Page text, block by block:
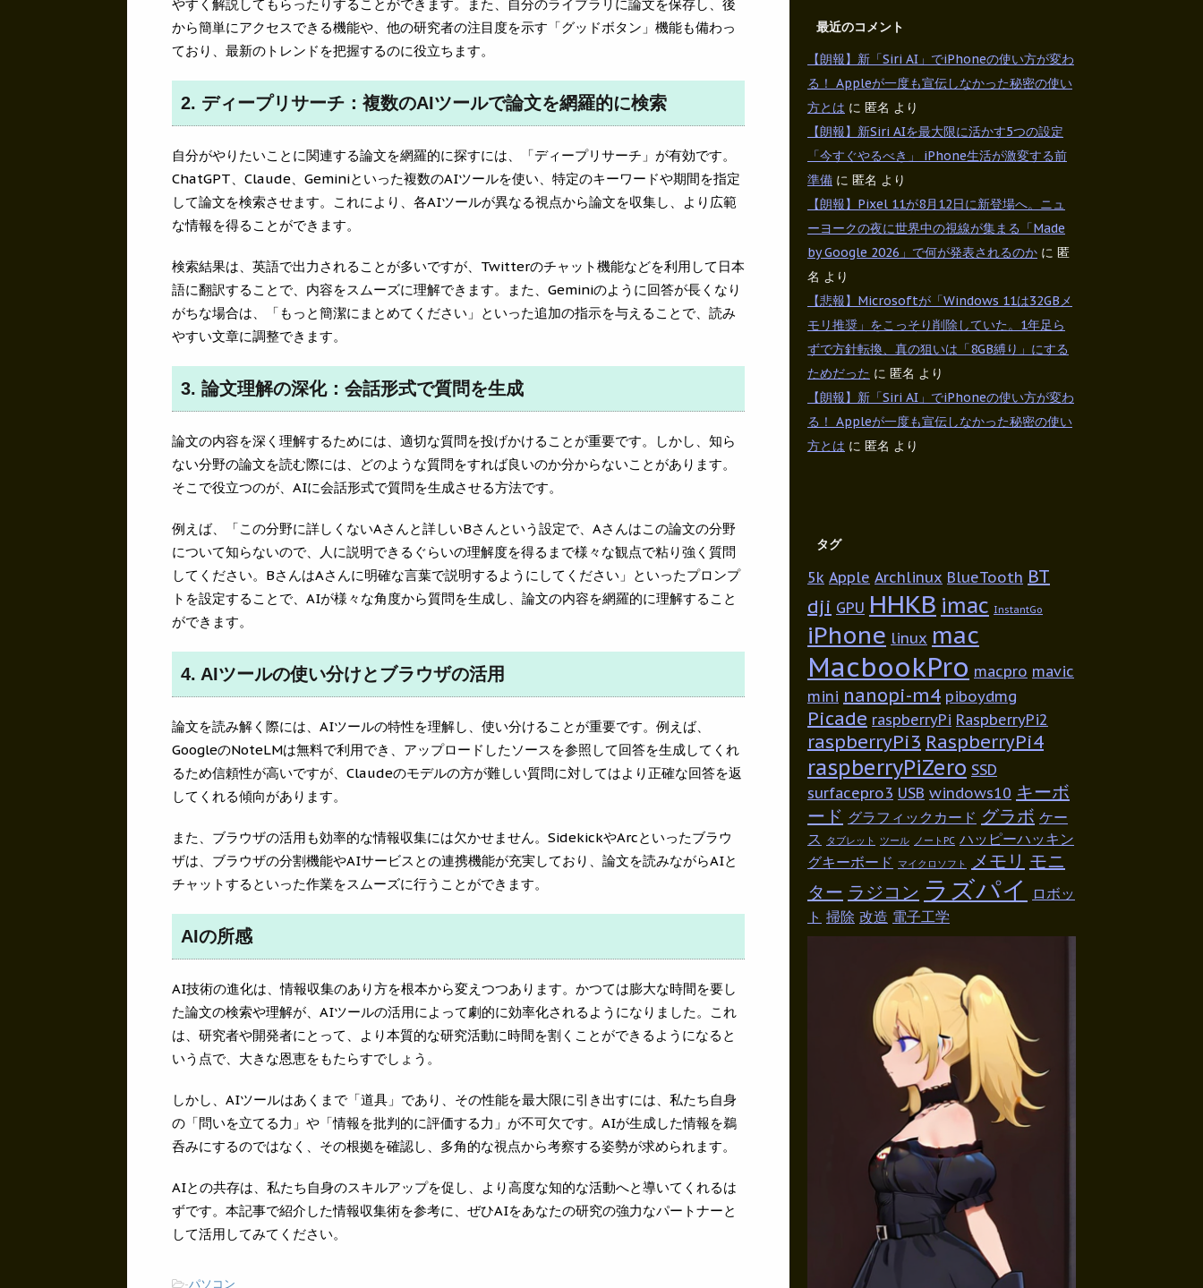
やすく解説してもらったりすることができます。また、自分のライブラリに論文を保存し、後
から簡単にアクセスできる機能や、他の研究者の注目度を示す「グッドボタン」機能も備わっ
ており、最新のトレンドを把握するのに役立ちます。
2. ディープリサーチ：複数のAIツールで論文を網羅的に検索
自分がやりたいことに関連する論文を網羅的に探すには、「ディープリサーチ」が有効です。
ChatGPT、Claude、Geminiといった複数のAIツールを使い、特定のキーワードや期間を指定
して論文を検索させます。これにより、各AIツールが異なる視点から論文を収集し、より広範
な情報を得ることができます。
検索結果は、英語で出力されることが多いですが、Twitterのチャット機能などを利用して日本
語に翻訳することで、内容をスムーズに理解できます。また、Geminiのように回答が長くなり
がちな場合は、「もっと簡潔にまとめてください」といった追加の指示を与えることで、読み
やすい文章に調整できます。
3. 論文理解の深化：会話形式で質問を生成
論文の内容を深く理解するためには、適切な質問を投げかけることが重要です。しかし、知ら
ない分野の論文を読む際には、どのような質問をすれば良いのか分からないことがあります。
そこで役立つのが、AIに会話形式で質問を生成させる方法です。
例えば、「この分野に詳しくないAさんと詳しいBさんという設定で、Aさんはこの論文の分野
について知らないので、人に説明できるぐらいの理解度を得るまで様々な観点で粘り強く質問
してください。BさんはAさんに明確な言葉で説明するようにしてください」といったプロンプ
トを設定することで、AIが様々な角度から質問を生成し、論文の内容を網羅的に理解すること
ができます。
4. AIツールの使い分けとブラウザの活用
論文を読み解く際には、AIツールの特性を理解し、使い分けることが重要です。例えば、
GoogleのNoteLMは無料で利用でき、アップロードしたソースを参照して回答を生成してくれ
るため信頼性が高いですが、Claudeのモデルの方が難しい質問に対してはより正確な回答を返
してくれる傾向があります。
また、ブラウザの活用も効率的な情報収集には欠かせません。SidekickやArcといったブラウ
ザは、ブラウザの分割機能やAIサービスとの連携機能が充実しており、論文を読みながらAIと
チャットするといった作業をスムーズに行うことができます。
AIの所感
AI技術の進化は、情報収集のあり方を根本から変えつつあります。かつては膨大な時間を要し
た論文の検索や理解が、AIツールの活用によって劇的に効率化されるようになりました。これ
は、研究者や開発者にとって、より本質的な研究活動に時間を割くことができるようになると
いう点で、大きな恩恵をもたらすでしょう。
しかし、AIツールはあくまで「道具」であり、その性能を最大限に引き出すには、私たち自身
の「問いを立てる力」や「情報を批判的に評価する力」が不可欠です。AIが生成した情報を鵜
呑みにするのではなく、その根拠を確認し、多角的な視点から考察する姿勢が求められます。
AIとの共存は、私たち自身のスキルアップを促し、より高度な知的な活動へと導いてくれるは
ずです。本記事で紹介した情報収集術を参考に、ぜひAIをあなたの研究の強力なパートナーと
して活用してみてください。
-パソコン
最近のコメント
【朗報】新「Siri AI」でiPhoneの使い方が変わ
る！ Appleが一度も宣伝しなかった秘密の使い
方とは に 匿名 より
【朗報】新Siri AIを最大限に活かす5つの設定
「今すぐやるべき」 iPhone生活が激変する前
準備 に 匿名 より
【朗報】Pixel 11が8月12日に新登場へ。ニュ
ーヨークの夜に世界中の視線が集まる「Made
by Google 2026」で何が発表されるのか に 匿
名 より
【悲報】Microsoftが「Windows 11は32GBメ
モリ推奨」をこっそり削除していた。1年足ら
ずで方針転換、真の狙いは「8GB縛り」にする
ためだった に 匿名 より
【朗報】新「Siri AI」でiPhoneの使い方が変わ
る！ Appleが一度も宣伝しなかった秘密の使い
方とは に 匿名 より
タグ
5k Apple Archlinux BlueTooth BT
dji GPU HHKB imac InstantGo
iPhone linux mac
MacbookPro macpro mavic
mini nanopi-m4 piboydmg
Picade raspberryPi RaspberryPi2
raspberryPi3 RaspberryPi4
raspberryPiZero SSD
surfacepro3 USB windows10 キーボ
ード グラフィックカード グラボ ケー
ス タブレット ツール ノートPC ハッピーハッキン
グキーボード マイクロソフト メモリ モニ
ター ラジコン ラズパイ
ロボッ
ト 掃除 改造 電子工学